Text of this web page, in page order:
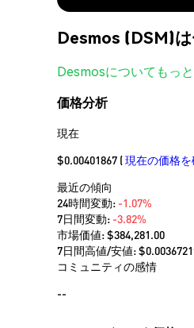
Desmos (DSM)
Desmosについてもっ
価格分析
現在
$0.00401867 (現在の価格
最近の傾向
24時間変動: -1.07%
7日間変動: -3.82%
市場価値:$384,281.00
7日間高値/安値: $
コミュニティの感情
--